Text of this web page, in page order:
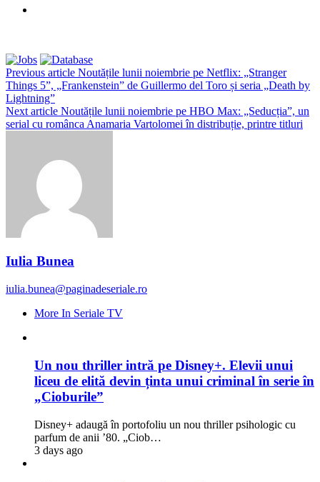
Previous article Noutățile lunii noiembrie pe Netflix: „Stranger
Things 5”, „Frankenstein” de Guillermo del Toro și seria „Death by
Lightning”
Next article Noutățile lunii noiembrie pe HBO Max: „Seducția”, un
serial cu românca Anamaria Vartolomei în distribuție, printre titluri
Iulia Bunea
iulia.bunea@paginadeseriale.ro
More In Seriale TV
Un nou thriller intră pe Disney+. Elevii unui
liceu de elită devin ținta unui criminal în serie în
„Cioburile”
Disney+ adaugă în portofoliu un nou thriller psihologic cu
parfum de anii ’80. „Ciob…
3 days ago